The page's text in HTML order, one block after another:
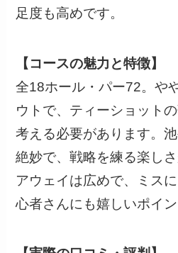
足度も高めです。
【コースの魅力と特徴】
全18ホール・パー72。や
ウトで、ティーショット
考える必要があります。
絶妙で、戦略を練る楽し
アウェイは広めで、ミス
心者さんにも嬉しいポイン